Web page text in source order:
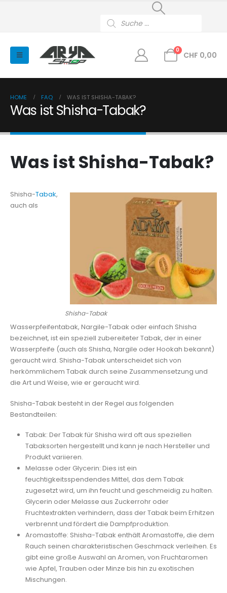
search
0
CHF 0,00
HOME FAQ WAS IST SHISHA-TABAK?
Was ist Shisha-Tabak?
Was ist Shisha-Tabak?
Shisha-Tabak
Shisha-Tabak,
auch als
Wasserpfeifentabak, Nargile-Tabak oder einfach Shisha
bezeichnet, ist ein speziell zubereiteter Tabak, der in einer
Wasserpfeife (auch als Shisha, Nargile oder Hookah bekannt)
geraucht wird. Shisha-Tabak unterscheidet sich von
herkömmlichem Tabak durch seine Zusammensetzung und
die Art und Weise, wie er geraucht wird.
Shisha-Tabak besteht in der Regel aus folgenden
Bestandteilen:
Tabak: Der Tabak für Shisha wird oft aus speziellen
Tabaksorten hergestellt und kann je nach Hersteller und
Produkt variieren.
Melasse oder Glycerin: Dies ist ein
feuchtigkeitsspendendes Mittel, das dem Tabak
zugesetzt wird, um ihn feucht und geschmeidig zu halten.
Glycerin oder Melasse aus Zuckerrohr oder
Fruchtextrakten verhindern, dass der Tabak beim Erhitzen
verbrennt und fördert die Dampfproduktion.
Aromastoffe: Shisha-Tabak enthält Aromastoffe, die dem
Rauch seinen charakteristischen Geschmack verleihen. Es
gibt eine große Auswahl an Aromen, von Fruchtaromen
wie Apfel, Trauben oder Minze bis hin zu exotischen
Mischungen.